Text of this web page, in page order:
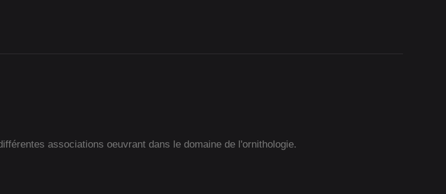
associations oeuvrant dans le domaine de l'ornithologie.